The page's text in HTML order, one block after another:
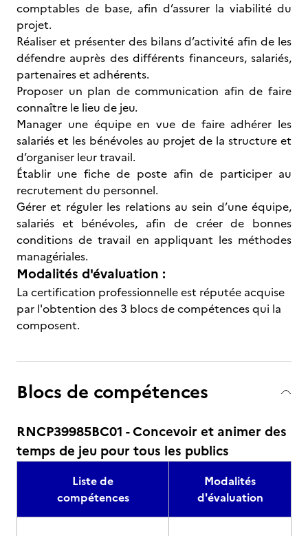
comptables de base, afin d’assurer la viabilité du
projet.
Réaliser et présenter des bilans d’activité afin de les
défendre auprès des différents financeurs, salariés,
partenaires et adhérents.
Proposer un plan de communication afin de faire
connaître le lieu de jeu.
Manager une équipe en vue de faire adhérer les
salariés et les bénévoles au projet de la structure et
d’organiser leur travail.
Établir une fiche de poste afin de participer au
recrutement du personnel.
Gérer et réguler les relations au sein d’une équipe,
salariés et bénévoles, afin de créer de bonnes
conditions de travail en appliquant les méthodes
managériales.
Modalités d'évaluation :
La certification professionnelle est réputée acquise
par l'obtention des 3 blocs de compétences qui la
composent.
Blocs de compétences
RNCP39985BC01 - Concevoir et animer des
temps de jeu pour tous les publics
Liste de
compétences
Modalités
d'évaluation